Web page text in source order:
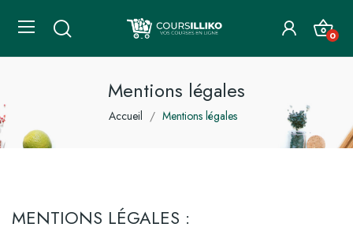
0
Mentions légales
Accueil Mentions légales
MENTIONS LÉGALES :